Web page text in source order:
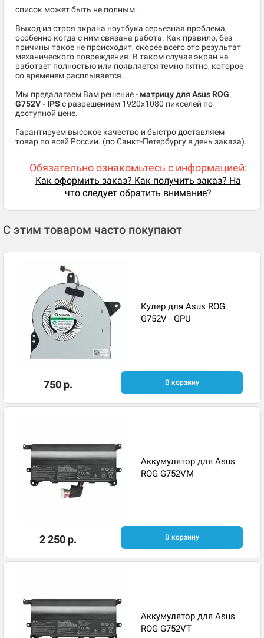
список может быть не полным.
Выход из строя экрана ноутбука серьезная проблема,
особенно когда с ним связана работа. Как правило, без
причины такое не происходит, скорее всего это результат
механического повреждения. В таком случае экран не
работает полностью или появляется темно пятно, которое
со временем расплывается.
Мы предалагаем Вам решение - матрицу для Asus ROG
G752V - IPS c разрешением 1920x1080 пикселей по
доступной цене.
Гарантируем высокое качество и быстро доставляем
товар по всей России. (по Санкт-Петербургу в день заказа).
Обязательно ознакомьтесь с информацией:
Как оформить заказ? Как получить заказ? На
что следует обратить внимание?
С этим товаром часто покупают
Кулер для Asus ROG
G752V - GPU
750 р. В корзину
Аккумулятор для Asus
ROG G752VM
2 250 р. В корзину
Аккумулятор для Asus
ROG G752VT